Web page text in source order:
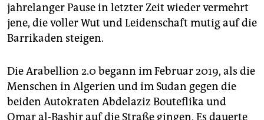
jahrelanger Pause in letzter Zeit wieder vermehrt
jene, die voller Wut und Leidenschaft mutig auf die
Barrikaden steigen.
Die Arabellion 2.0 begann im Februar 2019, als die
Menschen in Algerien und im Sudan gegen die
beiden Autokraten Abdelaziz Bouteflika und
Omar al-Bashir auf die Straße gingen. Es dauerte